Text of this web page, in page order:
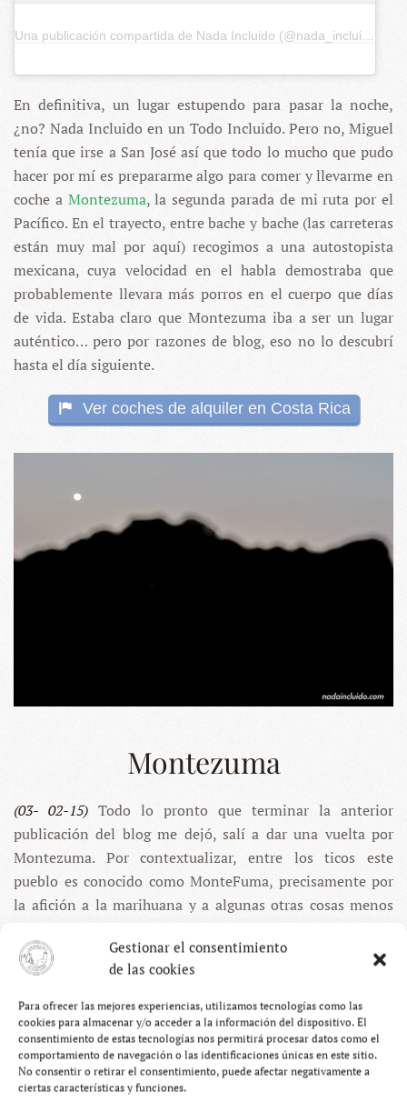
Gestionar el consentimiento
de las cookies
Para ofrecer las mejores experiencias, utilizamos tecnologías como las
cookies para almacenar y/o acceder a la información del dispositivo. El
consentimiento de estas tecnologías nos permitirá procesar datos como el
comportamiento de navegación o las identificaciones únicas en este sitio.
No consentir o retirar el consentimiento, puede afectar negativamente a
ciertas características y funciones.
Una publicación compartida de Nada Incluido (@nada_incluido)
En definitiva, un lugar estupendo para pasar la noche,
¿no? Nada Incluido en un Todo Incluido. Pero no, Miguel
tenía que irse a San José así que todo lo mucho que pudo
hacer por mí es prepararme algo para comer y llevarme en
coche a Montezuma, la segunda parada de mi ruta por el
Pacífico. En el trayecto, entre bache y bache (las carreteras
están muy mal por aquí) recogimos a una autostopista
mexicana, cuya velocidad en el habla demostraba que
probablemente llevara más porros en el cuerpo que días
de vida. Estaba claro que Montezuma iba a ser un lugar
auténtico… pero por razones de blog, eso no lo descubrí
hasta el día siguiente.
Ver coches de alquiler en Costa Rica
Montezuma
(03- 02-15) Todo lo pronto que terminar la anterior
publicación del blog me dejó, salí a dar una vuelta por
Montezuma. Por contextualizar, entre los ticos este
pueblo es conocido como MonteFuma, precisamente por
la afición a la marihuana y a algunas otras cosas menos